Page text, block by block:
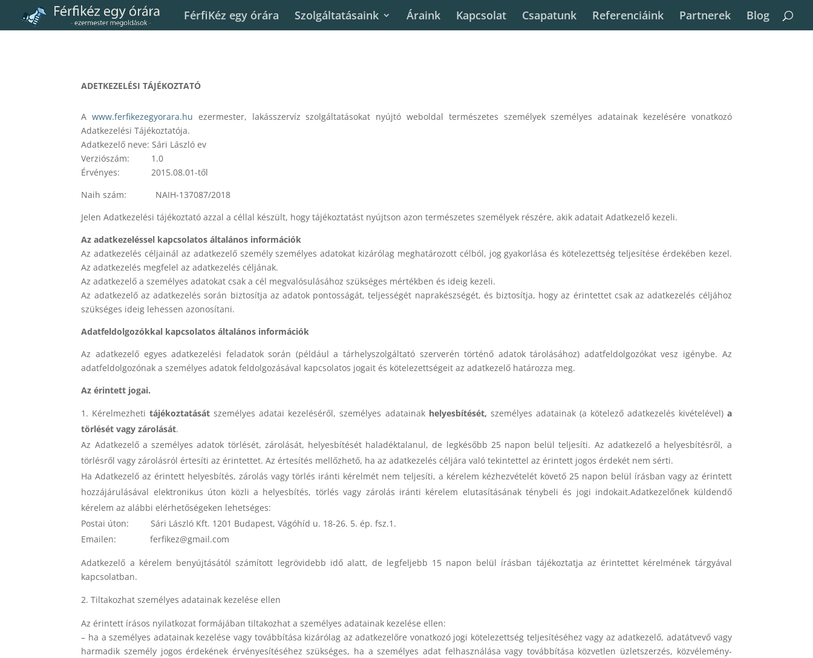
FérfiKéz egy órára Szolgáltatásaink Áraink Kapcsolat Csapatunk Referenciáink Partnerek Blog
ADETKEZELÉSI TÁJÉKOZTATÓ
Awww.ferfikezegyorara.hu ezermester, lakásszervíz szolgáltatásokat nyújtó weboldal természetes személyek személyes adatainak kezelésére vonatkozó
Adatkezelési Tájékoztatója.
Adatkezelő neve: Sári László ev
Verziószám: 1.0
Érvényes: 2015.08.01-től
Naih szám: NAIH-137087/2018
Jelen Adatkezelési tájékoztató azzal a céllal készült, hogy tájékoztatást nyújtson azon természetes személyek részére, akik adatait Adatkezelő kezeli.
Az adatkezeléssel kapcsolatos általános információk
Az adatkezelés céljainál az adatkezelő személy személyes adatokat kizárólag meghatározott célból, jog gyakorlása és kötelezettség teljesítése érdekében kezel.
Az adatkezelés megfelel az adatkezelés céljának.
Az adatkezelő a személyes adatokat csak a cél megvalósulásához szükséges mértékben és ideig kezeli.
Az adatkezelő az adatkezelés során biztosítja az adatok pontosságát, teljességét naprakészségét, és biztosítja, hogy az érintettet csak az adatkezelés céljához
szükséges ideig lehessen azonosítani.
Adatfeldolgozókkal kapcsolatos általános információk
Az adatkezelő egyes adatkezelési feladatok során (például a tárhelyszolgáltató szerverén történő adatok tárolásához) adatfeldolgozókat vesz igénybe. Az
adatfeldolgozónak a személyes adatok feldolgozásával kapcsolatos jogait és kötelezettségeit az adatkezelő határozza meg.
Az érintett jogai.
Kérelmezhetitájékoztatását személyes adatai kezeléséről, személyes adatainak helyesbítését, személyes adatainak (a kötelező adatkezelés kivételével) a
törlését vagy zárolását.
Az Adatkezelő a személyes adatok törlését, zárolását, helyesbítését haladéktalanul, de legkésőbb 25 napon belül teljesíti. Az adatkezelő a helyesbítésről, a
törlésről vagy zárolásról értesíti az érintettet. Az értesítés mellőzhető, ha az adatkezelés céljára való tekintettel az érintett jogos érdekét nem sérti.
Ha Adatkezelő az érintett helyesbítés, zárolás vagy törlés iránti kérelmét nem teljesíti, a kérelem kézhezvételét követő 25 napon belül írásban vagy az érintett
hozzájárulásával elektronikus úton közli a helyesbítés, törlés vagy zárolás iránti kérelem elutasításának ténybeli és jogi indokait.Adatkezelőnek küldendő
kérelem az alábbi elérhetőségeken lehetséges:
Postai úton: Sári László Kft. 1201 Budapest, Vágóhíd u. 18-26. 5. ép. fsz.1.
Emailen: ferfikez@gmail.com
Adatkezelő a kérelem benyújtásától számított legrövidebb idő alatt, de legfeljebb 15 napon belül írásban tájékoztatja az érintettet kérelmének tárgyával
kapcsolatban.
Tiltakozhat személyes adatainak kezelése ellen
Az érintett írásos nyilatkozat formájában tiltakozhat a személyes adatainak kezelése ellen:
– ha a személyes adatainak kezelése vagy továbbítása kizárólag az adatkezelőre vonatkozó jogi kötelezettség teljesítéséhez vagy az adatkezelő, adatátvevő vagy
harmadik személy jogos érdekének érvényesítéséhez szükséges, ha a személyes adat felhasználása vagy továbbítása közvetlen üzletszerzés, közvélemény-